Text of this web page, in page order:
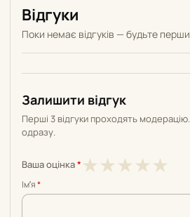
Відгуки
Поки немає відгуків — будьте
Залишити відгук
Перші 3 відгуки проходять
одразу.
Ваша оцінка* ★
5
★4
5
★3
5
★2
5
★1
5
Імʼя*